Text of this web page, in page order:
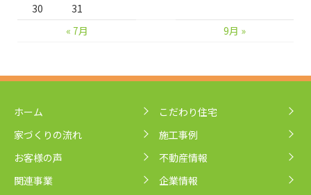
30
31
« 7月
9月 »
ホーム
こだわり住宅
家づくりの流れ
施工事例
お客様の声
不動産情報
関連事業
企業情報